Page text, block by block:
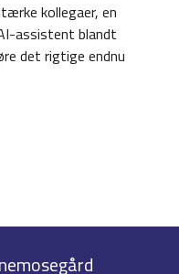
kollegaer, en
assistent blandt
det rigtige endnu